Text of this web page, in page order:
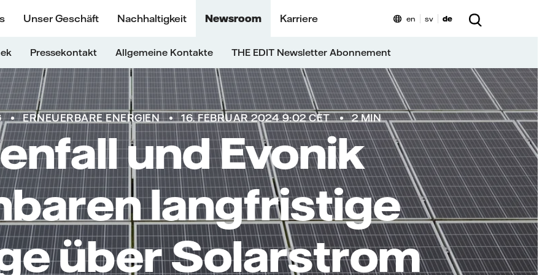
Unser Geschäft Nachhaltigkeit Newsroom Karriere
Pressekontakt Allgemeine Kontakte THE EDIT Newsletter Abonnement
en sv de
ERNEUERBARE ENERGIEN 16. FEBRUAR 2024 9:02 CET 2 MIN
und Evonik
langfristige
über Solarstrom